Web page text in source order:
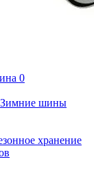
0
Зимние шины
хранение